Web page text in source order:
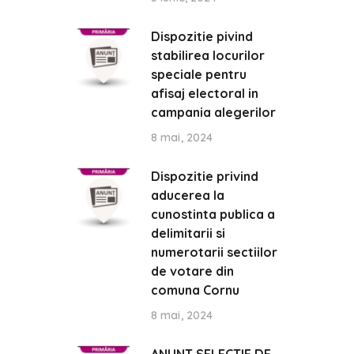
Dispozitie pivind
stabilirea locurilor
speciale pentru
afisaj electoral in
campania alegerilor
8 mai, 2024
Dispozitie privind
aducerea la
cunostinta publica a
delimitarii si
numerotarii sectiilor
de votare din
comuna Cornu
8 mai, 2024